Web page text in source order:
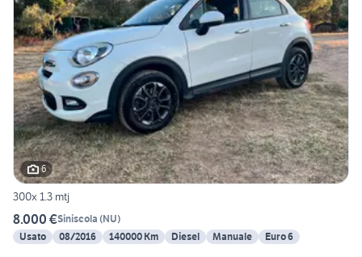
6
300x 1.3 mtj
8.000 €Siniscola (NU)
Usato
08/2016 140000 Km Diesel Manuale Euro 6